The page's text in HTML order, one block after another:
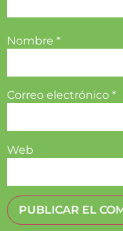
Nombre *
Correo electrónico *
Web